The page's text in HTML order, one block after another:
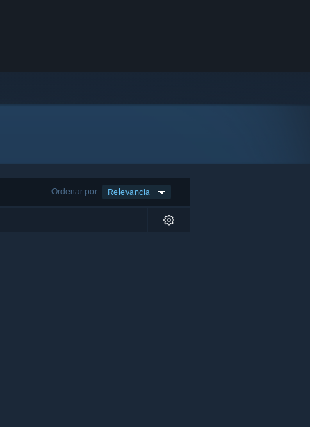
Ordenar por Relevancia